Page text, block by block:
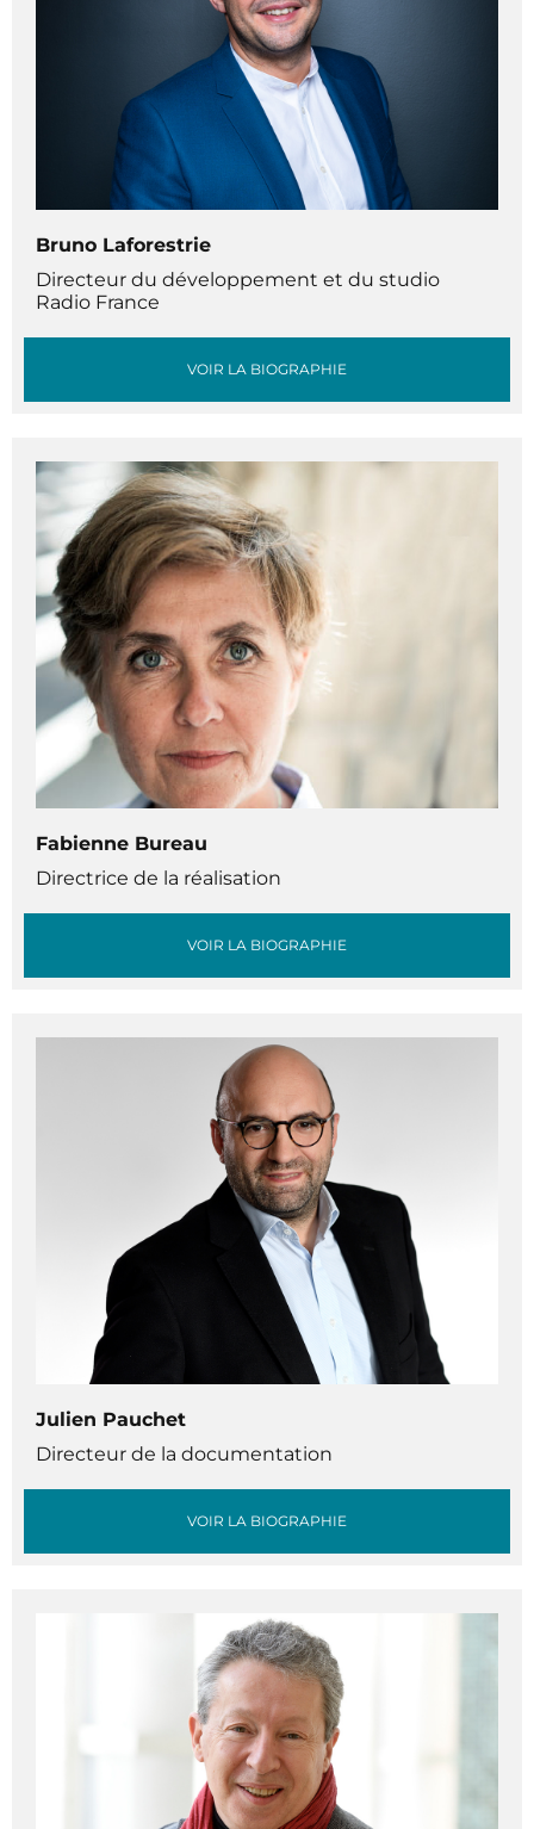
Bruno Laforestrie
Directeur du développement et du studio
Radio France
VOIR LA BIOGRAPHIE
Fabienne Bureau
Directrice de la réalisation
VOIR LA BIOGRAPHIE
Julien Pauchet
Directeur de la documentation
VOIR LA BIOGRAPHIE